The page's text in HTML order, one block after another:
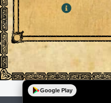
Google Play